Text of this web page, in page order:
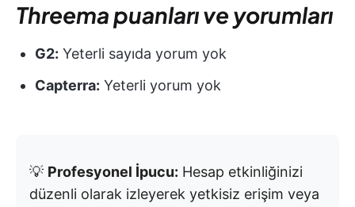
Threema puanları ve yorumları
G2: Yeterli sayıda yorum yok
Capterra: Yeterli yorum yok
💡 Profesyonel İpucu: Hesap etkinliğinizi
düzenli olarak izleyerek yetkisiz erişim veya